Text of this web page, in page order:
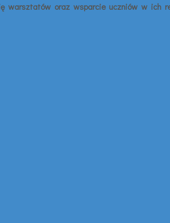
warsztatów oraz wsparcie uczniów w ich